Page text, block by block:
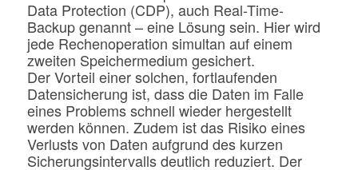
Data Protection (CDP), auch Real-Time-
Backup genannt – eine Lösung sein. Hier wird
jede Rechenoperation simultan auf einem
zweiten Speichermedium gesichert.
Der Vorteil einer solchen, fortlaufenden
Datensicherung ist, dass die Daten im Falle
eines Problems schnell wieder hergestellt
werden können. Zudem ist das Risiko eines
Verlusts von Daten aufgrund des kurzen
Sicherungsintervalls deutlich reduziert. Der